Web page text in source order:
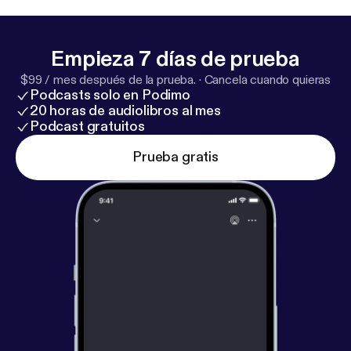
Empieza 7 días de prueba
$99 / mes después de la prueba. · Cancela cuando quieras
Podcasts solo en Podimo
20 horas de audiolibros al mes
Podcast gratuitos
Prueba gratis